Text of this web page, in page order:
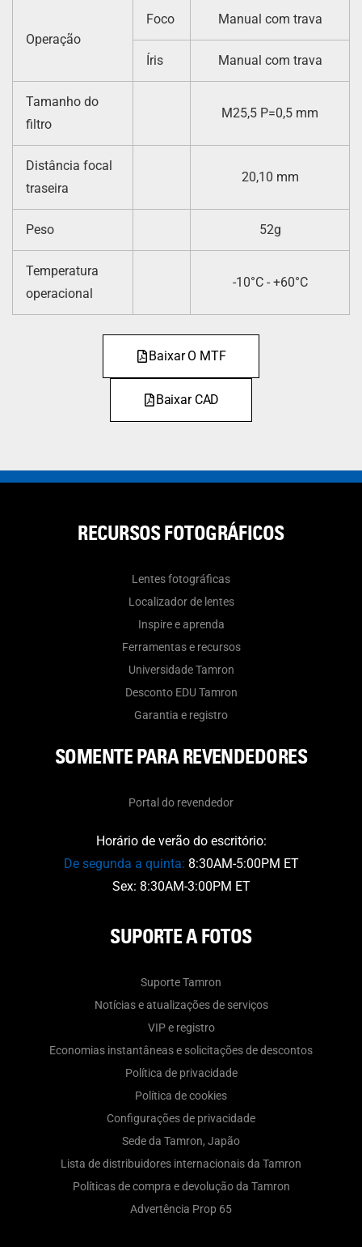
Operação
Foco Manual com trava
Íris Manual com trava
Tamanho do
filtro
M25,5 P=0,5 mm
Distância focal
traseira
20,10 mm
Peso 52g
Temperatura
operacional
-10°C - +60°C
Baixar O MTF
Baixar CAD
RECURSOS FOTOGRÁFICOS
Lentes fotográficas
Localizador de lentes
Inspire e aprenda
Ferramentas e recursos
Universidade Tamron
Desconto EDU Tamron
Garantia e registro
SOMENTE PARA REVENDEDORES
Portal do revendedor
Horário de verão do escritório:
De segunda a quinta: 8:30AM-5:00PM ET
Sex: 8:30AM-3:00PM ET
SUPORTE A FOTOS
Suporte Tamron
Notícias e atualizações de serviços
VIP e registro
Economias instantâneas e solicitações de descontos
Política de privacidade
Política de cookies
Configurações de privacidade
Sede da Tamron, Japão
Lista de distribuidores internacionais da Tamron
Políticas de compra e devolução da Tamron
Advertência Prop 65